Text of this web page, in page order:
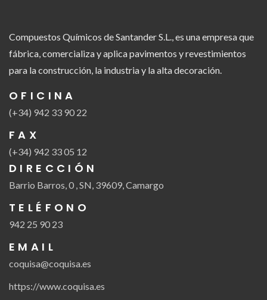
Compuestos Químicos de Santander S.L., es una empresa que
fábrica, comercializa y aplica pavimentos y revestimientos
para la construcción, la industria y la alta decoración.
OFICINA
(+34) 942 33 90 22
FAX
(+34) 942 33 05 12
DIRECCIÓN
Barrio Barros, 0 , SN, 39609, Camargo
TELÉFONO
942 25 90 23
EMAIL
coquisa@coquisa.es
https://www.coquisa.es